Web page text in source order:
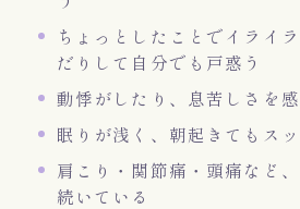
ちょっとしたことでイライ
だりして自分でも戸惑う
動悸がしたり、息苦しさを
眠りが浅く、朝起きてもス
肩こり・関節痛・頭痛など
続いている